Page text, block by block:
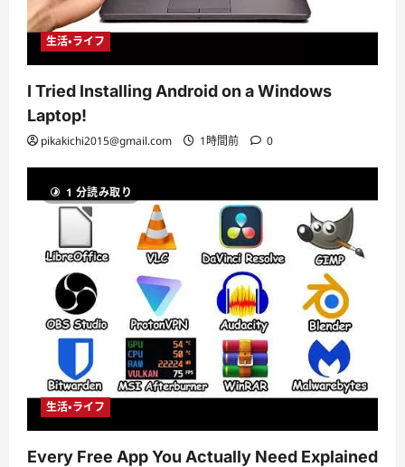
生活・ライフ
I Tried Installing Android on a Windows
Laptop!
pikakichi2015@gmail.com 1時間前 0
1 分読み取り
生活・ライフ
Every Free App You Actually Need Explained